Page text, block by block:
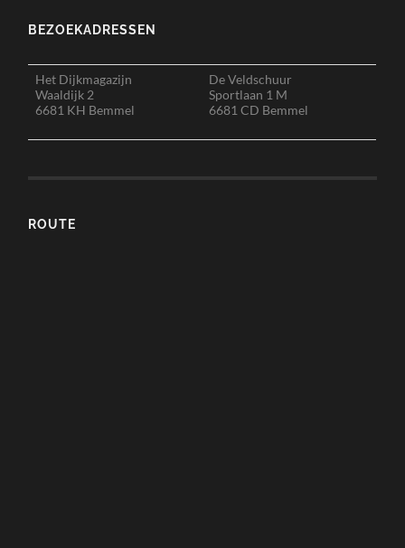
BEZOEKADRESSEN
Het Dijkmagazijn
Waaldijk 2
6681 KH Bemmel
De Veldschuur
Sportlaan 1 M
6681 CD Bemmel
ROUTE